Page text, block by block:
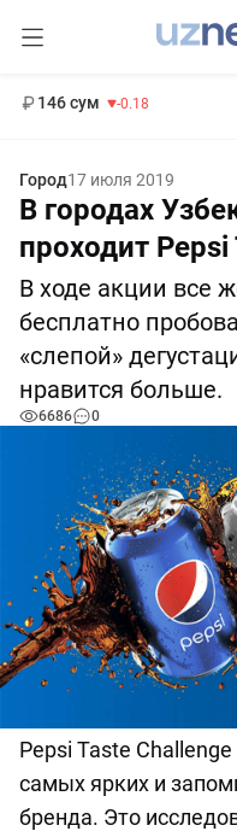
146 сум -0.18
Город17 июля 2019
В городах
проходит Pepsi
В ходе акции все
бесплатно
«слепой»
нравится больше.
6686 0
Pepsi Taste
самых ярких и
бренда. Это